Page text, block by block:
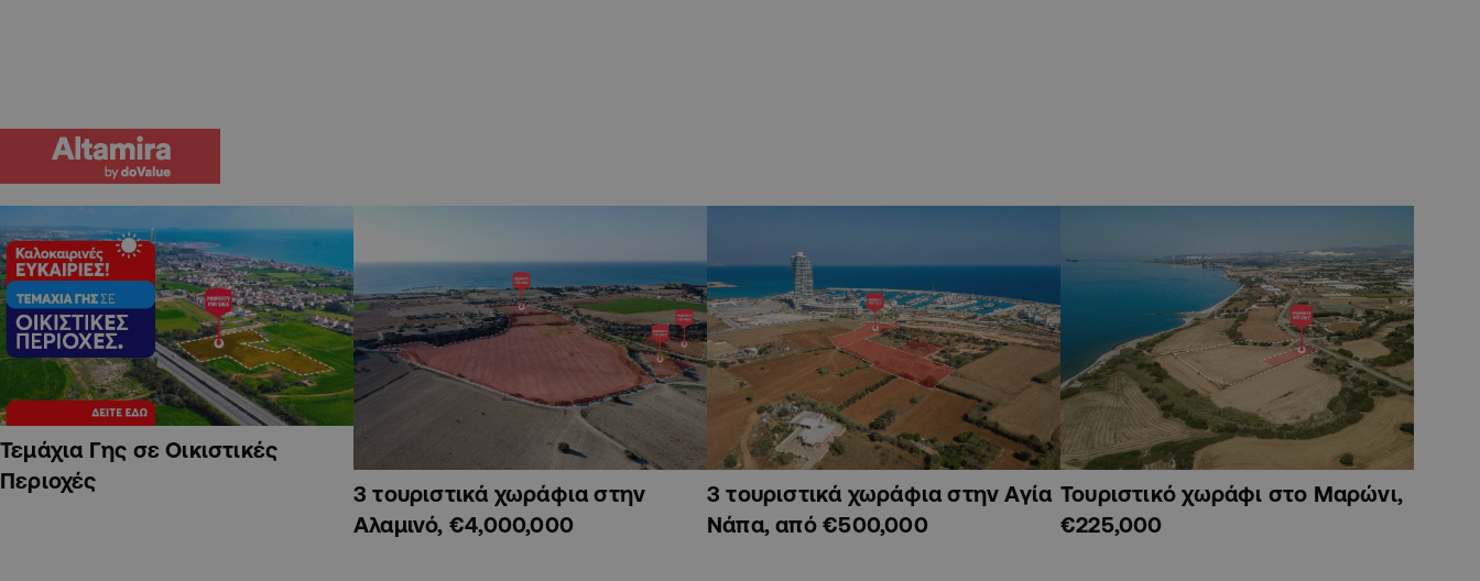
Τεμάχια Γης σε Οικιστικές
Περιοχές
3 τουριστικά χωράφια στην
Αλαμινό, €4,000,000
3 τουριστικά χωράφια στην Αγία
Νάπα, από €500,000
Τουριστικό χωράφι στο Μαρώνι,
€225,000